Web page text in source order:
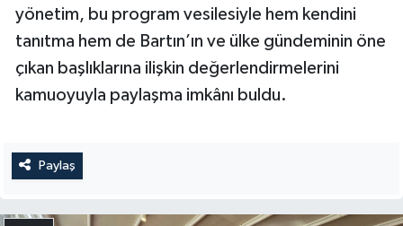
yönetim, bu program vesilesiyle hem kendini
tanıtma hem de Bartın’ın ve ülke gündeminin öne
çıkan başlıklarına ilişkin değerlendirmelerini
kamuoyuyla paylaşma imkânı buldu.
Paylaş